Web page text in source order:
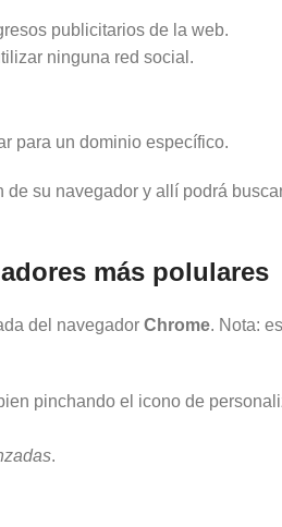
publicitarios de la web.
ninguna red social.
para un dominio específico.
su navegador y allí podrá
más polulares
del navegador Chrome. Nota:
pinchando el icono de
.